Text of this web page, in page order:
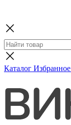
Каталог Избранное